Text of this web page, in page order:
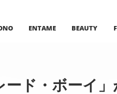
ENTAME BEAUTY
ド・ボーイ」